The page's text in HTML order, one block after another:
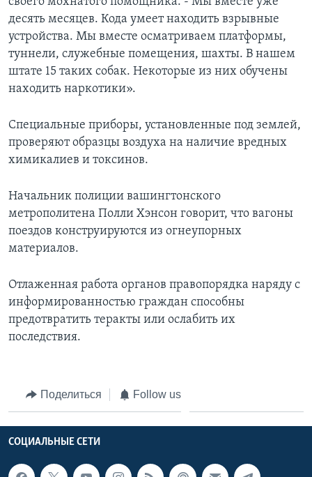
десять месяцев. Кода умеет находить взрывные
устройства. Мы вместе осматриваем платформы,
туннели, служебные помещения, шахты. В нашем
штате 15 таких собак. Некоторые из них обучены
находить наркотики».
Специальные приборы, установленные под землей,
проверяют образцы воздуха на наличие вредных
химикалиев и токсинов.
Начальник полиции вашингтонского
метрополитена Полли Хэнсон говорит, что вагоны
поездов конструируются из огнеупорных
материалов.
Отлаженная работа органов правопорядка наряду с
информированностью граждан способны
предотвратить теракты или ослабить их
последствия.
Поделиться Follow us
СОЦИАЛЬНЫЕ СЕТИ